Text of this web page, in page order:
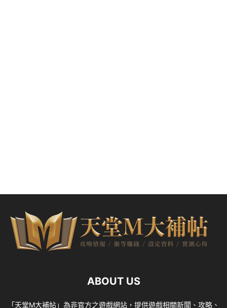
ABOUT US
「天堂M大補帖」為非官方之遊戲網站，提供遊戲相關新聞、攻略、